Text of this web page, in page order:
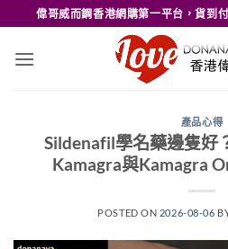
to
content
偉哥威而鋼香港網購第一平台，貨到
產品心得
Sildenafil學名藥邊隻好
Kamagra與Kamagra
POSTED ON 2026-08-06